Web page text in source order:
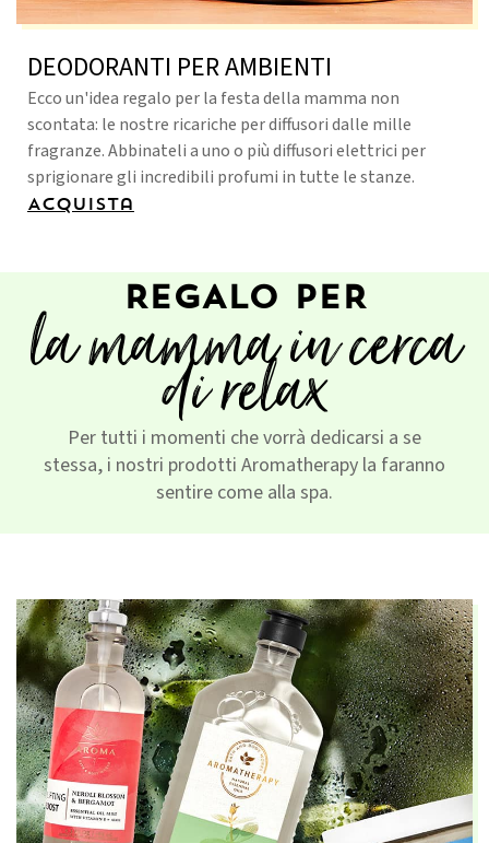
DEODORANTI PER AMBIENTI
Ecco un'idea regalo per la festa della mamma non
scontata: le nostre ricariche per diffusori dalle mille
fragranze. Abbinateli a uno o più diffusori elettrici per
sprigionare gli incredibili profumi in tutte le stanze.
Acquista
REGALO PER
la mamma in cerca
di relax
Per tutti i momenti che vorrà dedicarsi a se
stessa, i nostri prodotti Aromatherapy la faranno
sentire come alla spa.